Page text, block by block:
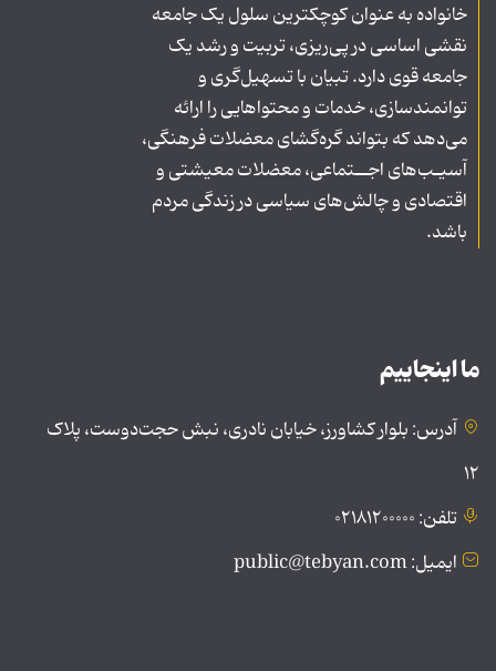
خانواده به عنوان کوچکترین سلول یک جامعه
نقشی اساسی در پی‌ریزی، تربیت و رشد یک
جامعه قوی دارد. تبیان با تسهیل‌گری و
توانمندسازی، خدمات و محتواهایی را ارائه
می‌دهد که بتواند گره‌گشای معضلات فرهنگی،
آسیـب‌های اجــتماعی، معضلات معیشتی و
اقتصادی و چالش‌های سیاسی در زندگی مردم
باشد.
ما اینجاییم
آدرس: بلوار کشاورز، خیابان نادری، نبش حجت‌دوست، پلاک
۱۲
تلفن: ۰۲۱۸۱۲۰۰۰۰۰
ایمیل: public@tebyan.com